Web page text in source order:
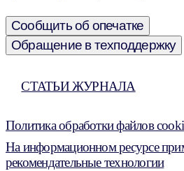
Сообщить об опечатке
Обращение в техподдержку
СТАТЬИ ЖУРНАЛА
Политика обработки файлов
На информационном ресурсе
рекомендательные технологии